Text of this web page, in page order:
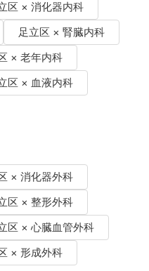
区 × 消化器内科
足立区 × 腎臓内科
× 老年内科
区 × 血液内科
× 消化器外科
区 × 整形外科
区 × 心臓血管外科
× 形成外科